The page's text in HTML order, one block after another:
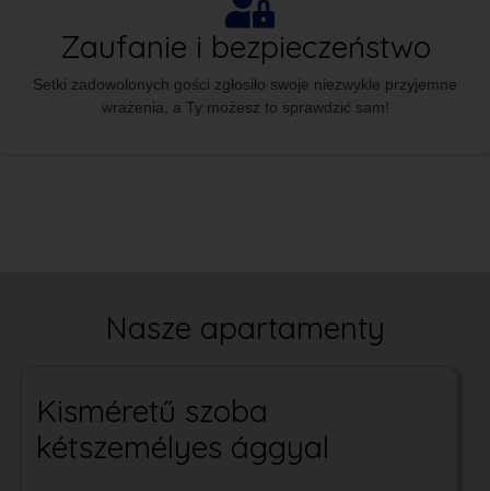
Zaufanie i bezpieczeństwo
Setki zadowolonych gości zgłosiło swoje niezwykle przyjemne
wrażenia, a Ty możesz to sprawdzić sam!
Nasze apartamenty
Kisméretű szoba
kétszemélyes ággyal